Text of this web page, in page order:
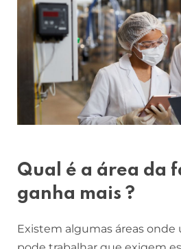
Qual é a área da
ganha mais ?
Existem algumas áreas